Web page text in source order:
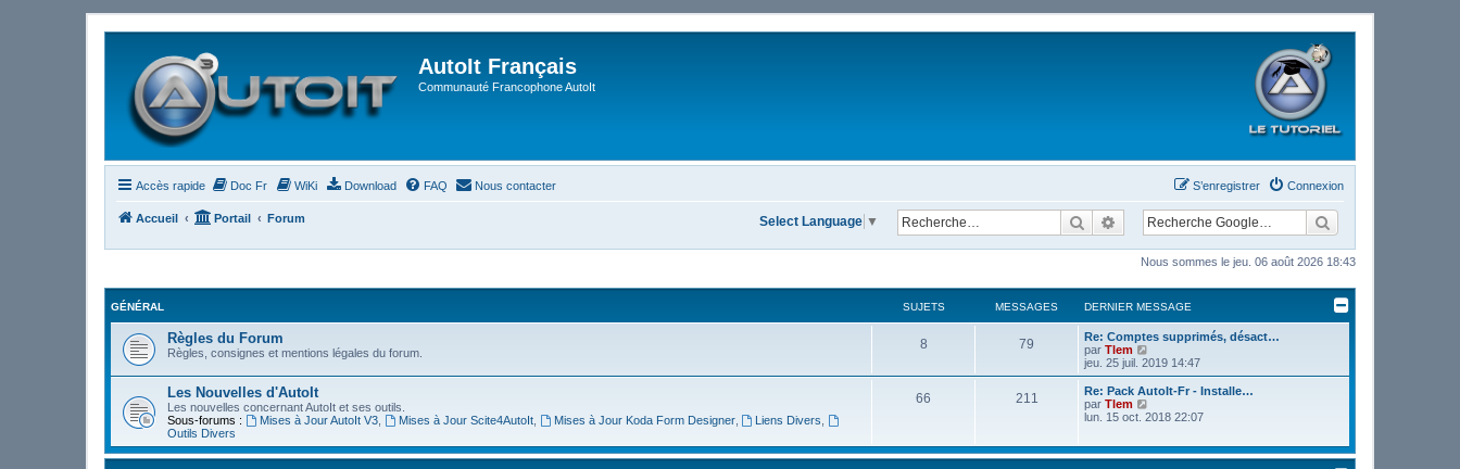
AutoIt Français
Communauté Francophone AutoIt
Accès rapide Doc Fr WiKi Download FAQ Nous contacter Connexion
S’enregistrer
Accueil Portail Forum RechercherRecherche avancée
Select Language ▼
Nous sommes le jeu. 06 août 2026 18:43
GÉNÉRAL SUJETS MESSAGES DERNIER MESSAGE
Règles du Forum
Règles, consignes et mentions légales du forum.
8 79
Re: Comptes supprimés, désact…
par Tlem
o
i
r
e
r
jeu. 25 juil. 2019 14:47
Les Nouvelles d'AutoIt
Les nouvelles concernant AutoIt et ses outils.
Sous-forums :
Mises à Jour AutoIt V3, Mises à Jour Scite4AutoIt, Mises à Jour Koda Form Designer, Liens Divers
Outils Divers
66 211
Re: Pack AutoIt-Fr - Installe…
par Tlem
o
l
lun. 15 oct. 2018 22:07